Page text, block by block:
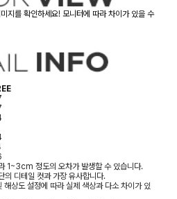
지를 확인하세요! 모니터에 따라 차이가 있을 수
1~3cm 정도의 오차가 발생할 수 있습니다.
의 디테일 컷과 가장 유사합니다.
상도 설정에 따라 실제 색상과 다소 차이가 있